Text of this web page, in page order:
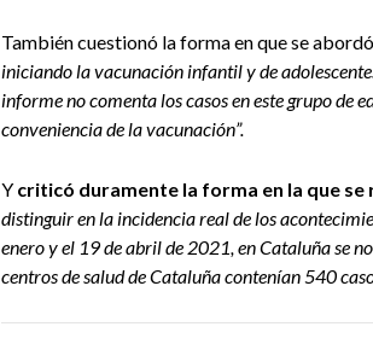
También cuestionó la forma en que se
iniciando la vacunación infantil y de
informe no comenta los casos en este grupo de
conveniencia de la vacunación”.
Y criticó duramente la forma en la que
distinguir en la incidencia real de los
enero y el 19 de abril de 2021, en Cataluña se
centros de salud de Cataluña contenían 540